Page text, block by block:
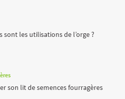
sont les utilisations de l’orge ?
son lit de semences fourragères